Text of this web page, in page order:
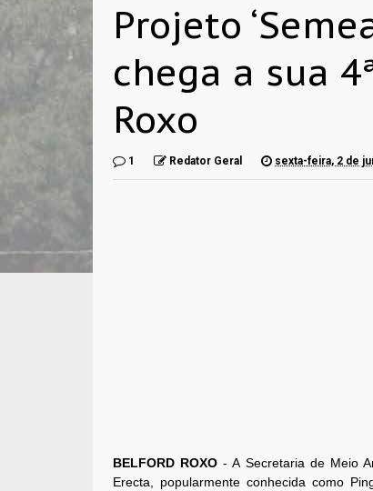
Projeto
chega a sua
Roxo
1 Redator Geral sexta-feira, 2 de
BELFORD ROXO - A Secretaria de Meio
Erecta, popularmente conhecida como